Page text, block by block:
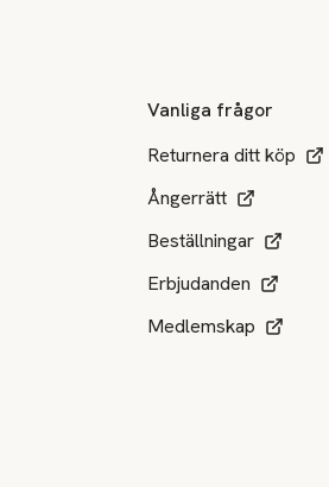
Vanliga frågor
Returnera ditt köp
Ångerrätt
Beställningar
Erbjudanden
Medlemskap